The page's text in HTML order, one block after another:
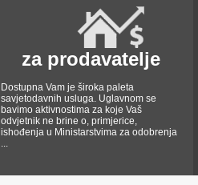
za prodavatelje
Dostupna Vam je široka paleta
savjetodavnih usluga. Uglavnom se
bavimo aktivnostima za koje Vaš
odvjetnik ne brine o, primjerice,
ishođenja u Ministarstvima za odobrenja
...